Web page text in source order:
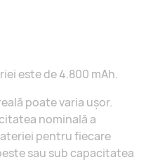
este de 4.800 mAh.
poate varia ușor.
nominală a
pentru fiecare
sau sub capacitatea